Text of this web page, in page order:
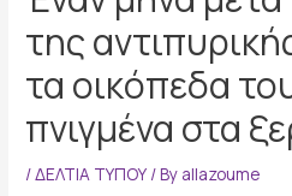
της
τα οικόπεδα
πνιγμένα στα
/ΔΕΛΤΙΑ ΤΥΠΟΥ / By allazoume